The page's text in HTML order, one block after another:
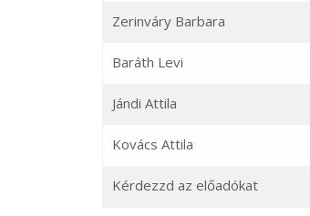
Zerinváry Barbara
Baráth Levi
Jándi Attila
Kovács Attila
Kérdezzd az előadókat